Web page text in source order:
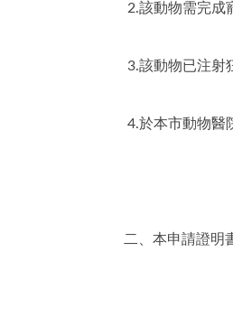
2.該動物需完成
3.該動物已注射
4.於本市動物醫
二、本申請證明